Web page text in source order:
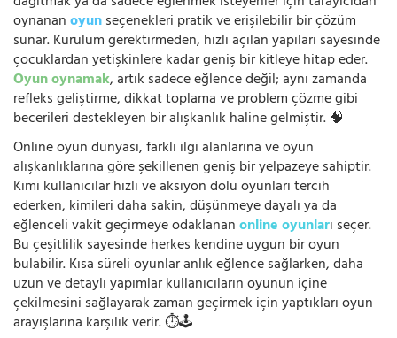
oynananoyunseçenekleri pratik ve erişilebilir bir çözüm
sunar. Kurulum gerektirmeden, hızlı açılan yapıları sayesinde
çocuklardan yetişkinlere kadar geniş bir kitleye hitap eder.
Oyun oynamak, artık sadece eğlence değil; aynı zamanda
refleks geliştirme, dikkat toplama ve problem çözme gibi
becerileri destekleyen bir alışkanlık haline gelmiştir. 🧠
Online oyun dünyası, farklı ilgi alanlarına ve oyun
alışkanlıklarına göre şekillenen geniş bir yelpazeye sahiptir.
Kimi kullanıcılar hızlı ve aksiyon dolu oyunları tercih
ederken, kimileri daha sakin, düşünmeye dayalı ya da
eğlenceli vakit geçirmeye odaklananonline oyunları seçer.
Bu çeşitlilik sayesinde herkes kendine uygun bir oyun
bulabilir. Kısa süreli oyunlar anlık eğlence sağlarken, daha
uzun ve detaylı yapımlar kullanıcıların oyunun içine
çekilmesini sağlayarak zaman geçirmek için yaptıkları oyun
arayışlarına karşılık verir. ⏱️🕹️